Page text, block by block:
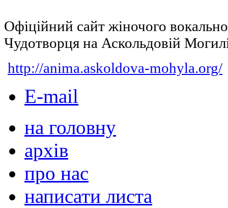
Офіційний сайт жіночого
Чудотворця на Аскольдовій
http://anima.askoldova-mohyla.org/
E-mail
на головну
архів
про нас
написати листа